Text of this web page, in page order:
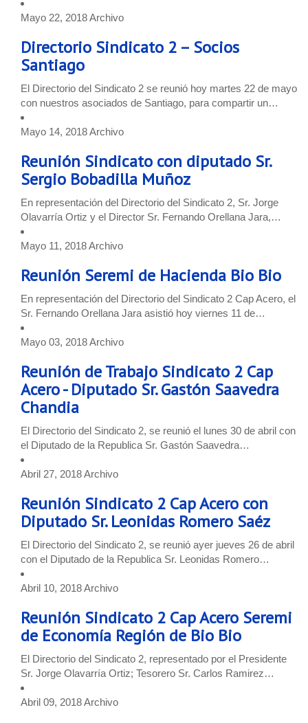
Mayo 22, 2018Archivo
Directorio Sindicato 2 – Socios
Santiago
El Directorio del Sindicato 2 se reunió hoy martes 22 de mayo
con nuestros asociados de Santiago, para compartir un…
Mayo 14, 2018Archivo
Reunión Sindicato con diputado Sr.
Sergio Bobadilla Muñoz
En representación del Directorio del Sindicato 2, Sr. Jorge
Olavarría Ortiz y el Director Sr. Fernando Orellana Jara,…
Mayo 11, 2018Archivo
Reunión Seremi de Hacienda Bio Bio
En representación del Directorio del Sindicato 2 Cap Acero, el
Sr. Fernando Orellana Jara asistió hoy viernes 11 de…
Mayo 03, 2018Archivo
Reunión de Trabajo Sindicato 2 Cap
Acero - Diputado Sr. Gastón Saavedra
Chandia
El Directorio del Sindicato 2, se reunió el lunes 30 de abril con
el Diputado de la Republica Sr. Gastón Saavedra…
Abril 27, 2018Archivo
Reunión Sindicato 2 Cap Acero con
Diputado Sr. Leonidas Romero Saéz
El Directorio del Sindicato 2, se reunió ayer jueves 26 de abril
con el Diputado de la Republica Sr. Leonidas Romero…
Abril 10, 2018Archivo
Reunión Sindicato 2 Cap Acero Seremi
de Economía Región de Bio Bio
El Directorio del Sindicato 2, representado por el Presidente
Sr. Jorge Olavarría Ortiz; Tesorero Sr. Carlos Ramirez…
Abril 09, 2018Archivo